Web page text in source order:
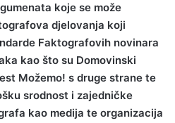
koje se može
djelovanja koji
Faktografovih novinara
kao što su Domovinski
Možemo! s druge strane te
srodnost i zajedničke
kao medija te organizacija